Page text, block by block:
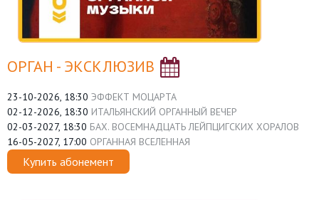
ОРГАН - ЭКСКЛЮЗИВ
23-10-2026, 18:30 ЭФФЕКТ МОЦАРТА
02-12-2026, 18:30 ИТАЛЬЯНСКИЙ ОРГАННЫЙ ВЕЧЕР
02-03-2027, 18:30 БАХ. ВОСЕМНАДЦАТЬ ЛЕЙПЦИГСКИХ ХОРАЛОВ
16-05-2027, 17:00 ОРГАННАЯ ВСЕЛЕННАЯ
Купить абонемент